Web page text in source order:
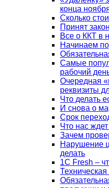
конца
Сколько
Принят
Все о ККТ в
Начинаем
Самые
рабочий
Очередная
реквизиты
Что делать
И снова о
Срок
Что нас
Зачем
Нарушение
делать
1С Fresh –